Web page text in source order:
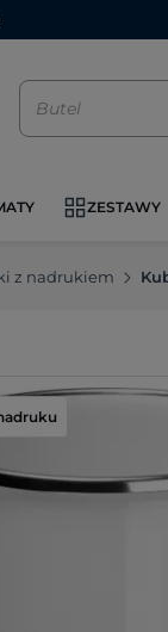
ZESTAWY
z nadrukiem